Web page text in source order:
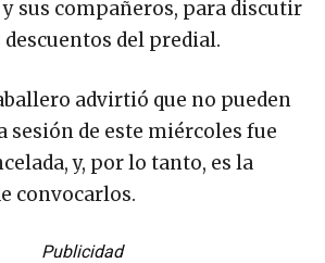
sus compañeros, para discutir
del predial.
advirtió que no pueden
sesión de este miércoles fue
y, por lo tanto, es la
convocarlos.
Publicidad